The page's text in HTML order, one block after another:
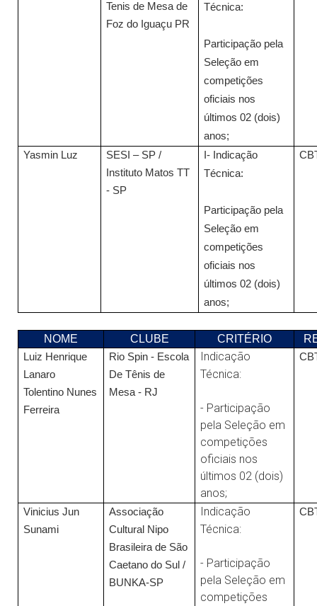
Tenis de Mesa de
Foz do Iguaçu PR
Técnica:
Participação pela
Seleção em
competições
oficiais nos
últimos 02 (dois)
anos;
Yasmin Luz
SESI – SP /
Instituto Matos TT
- SP
I- Indicação
Técnica:
Participação pela
Seleção em
competições
oficiais nos
últimos 02 (dois)
anos;
NOME CLUBE CRITÉRIO
Luiz Henrique
Lanaro
Tolentino Nunes
Ferreira
Rio Spin - Escola
De Tênis de
Mesa - RJ
Indicação
Técnica:
- Participação
pela Seleção em
competições
oficiais nos
últimos 02 (dois)
anos;
Vinicius Jun
Sunami
Associação
Cultural Nipo
Brasileira de São
Caetano do Sul /
BUNKA-SP
Indicação
Técnica:
- Participação
pela Seleção em
competições